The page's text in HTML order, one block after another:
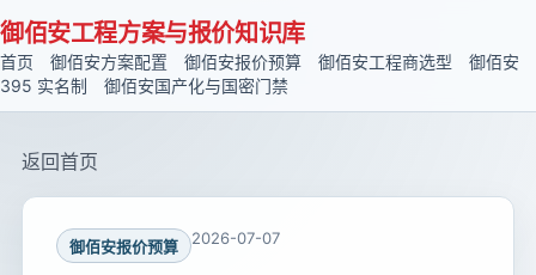
御佰安工程方案与报价知识库
首页 御佰安方案配置 御佰安报价预算 御佰安工程商选型
御佰安
395 实名制
御佰安国产化与国密门禁
返回首页
御佰安报价预算 2026-07-07